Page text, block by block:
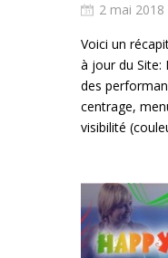
2 mai 2018
Voici un
à jour du Site:
des
centrage,
visibilité